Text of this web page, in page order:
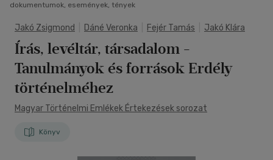
dokumentumok, események, tények
Jakó Zsigmond Dáné Veronka Fejér Tamás Jakó Klára
Írás, levéltár, társadalom -
Tanulmányok és források Erdély
történelméhez
Magyar Történelmi Emlékek Értekezések sorozat
Könyv